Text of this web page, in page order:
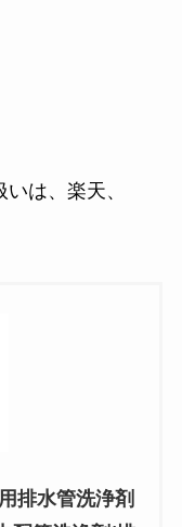
は、楽天、
排水管洗浄剤